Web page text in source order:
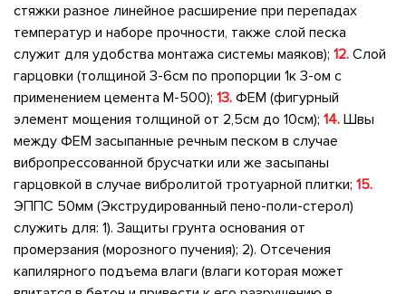
стяжки разное линейное расширение при перепадах
температур и наборе прочности, также слой песка
служит для удобства монтажа системы маяков); 12. Слой
гарцовки (толщиной 3-6см по пропорции 1к 3-ом с
применением цемента М-500); 13. ФЕМ (фигурный
элемент мощения толщиной от 2,5см до 10см); 14. Швы
между ФЕМ засыпанные речным песком в случае
вибропрессованной брусчатки или же засыпаны
гарцовкой в случае вибролитой тротуарной плитки; 15.
ЭППС 50мм (Экструдированный пено-поли-стерол)
служить для: 1). Защиты грунта основания от
промерзания (морозного пучения); 2). Отсечения
капилярного подъема влаги (влаги которая может